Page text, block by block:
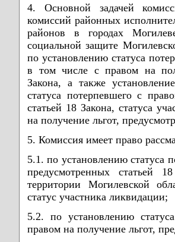
4. Основной задачей
комиссий районных
районов в городах
социальной защите
по установлению статуса
в том числе с правом на
Закона, а также
статуса потерпевшего с
статьей 18 Закона, статуса
на получение льгот,
5. Комиссия имеет право
5.1. по установлению статуса
предусмотренных статьей
территории Могилевской
статус участника ликвидации;
5.2. по установлению
правом на получение льгот,